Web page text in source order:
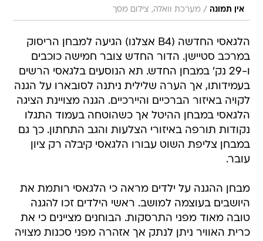
אין תמונה / מערכת וואלה, צילום מסך
הלגאסי החדשה (B4 אצלנו) הגיעה למבחן הריסוק
במרכב סטיישן. הדור החדש צובר חמישה כוכבים
ו-29 נק' במבחן החדש. תא הנוסעים בלגאסי הרשים
בעמידותו, אך הערה שלילית ניתנה לסובארו על הגנה
לקויה באיזור הברכיים והיירכיים. הגנה מצויינת הציגה
הלגאסי במבחן ההיטל אך כשהוטחה בעמוד התגלו
נקודות תורפה באיזורי הצלעות והגב התחתון. כך גם
במבחן צליפת השוט עבורו הלגאסי קיבלה רק ציון
עובר.
מבחן ההגנה על ילדים מראה כי הלגאסי רותמת את
היושבים בעוצמה למושב. ראשי הילדים זכו להגנה
טובה מאוד מפני התרסקות. הבוחנים מציינים כי את
כרית האוויר ניתן לנתק אך אזהרה מפני סכנות מצויה